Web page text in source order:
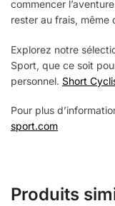
commencer
rester au frais, même
Explorez notre
Sport, que ce soit
personnel. Short
Pour plus
sport.com
Produits